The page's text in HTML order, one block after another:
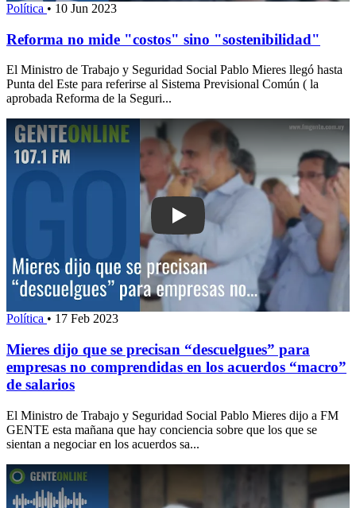
Política • 10 Jun 2023
Reforma no mide "costos" sino "sostenibilidad"
El Ministro de Trabajo y Seguridad Social Pablo Mieres llegó hasta
Punta del Este para referirse al Sistema Previsional Común ( la
aprobada Reforma de la Seguri...
Play: Mieres dijo que se precisan
Política • 17 Feb 2023
Mieres dijo que se precisan “descuelgues” para
empresas no comprendidas en los acuerdos “macro”
de salarios
El Ministro de Trabajo y Seguridad Social Pablo Mieres dijo a FM
GENTE esta mañana que hay conciencia sobre que los que se
sientan a negociar en los acuerdos sa...